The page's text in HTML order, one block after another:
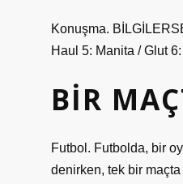
Konuşma.
Haul 5: Manita / Glut
BIR
Futbol. Futbolda, bir
denirken, tek bir maçta